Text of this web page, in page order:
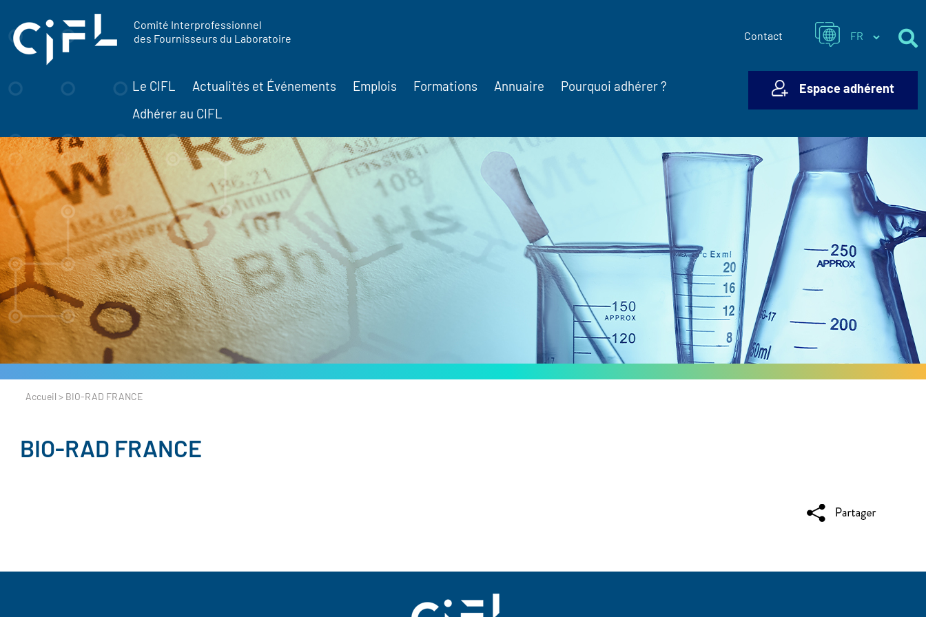
Comité Interprofessionnel
des Fournisseurs du Laboratoire
Contact
Le CIFL Actualités et Événements Emplois Formations Annuaire Pourquoi adhérer ?
Adhérer au CIFL
Espace adhérent
Accueil > BIO-RAD FRANCE
BIO-RAD FRANCE